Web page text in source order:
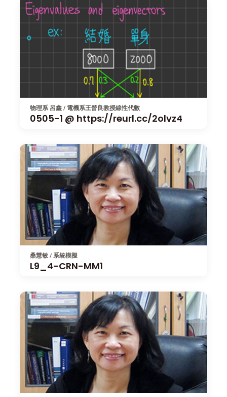
物理系 呂鑫 / 電機系王晉良教授線性代數
0505-1 @ https://reurl.cc/2olvz4
桑慧敏 / 系統模擬
L9_4-CRN-MM1